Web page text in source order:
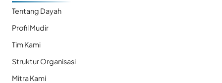
Tentang Dayah
Profil Mudir
Tim Kami
Struktur Organisasi
Mitra Kami